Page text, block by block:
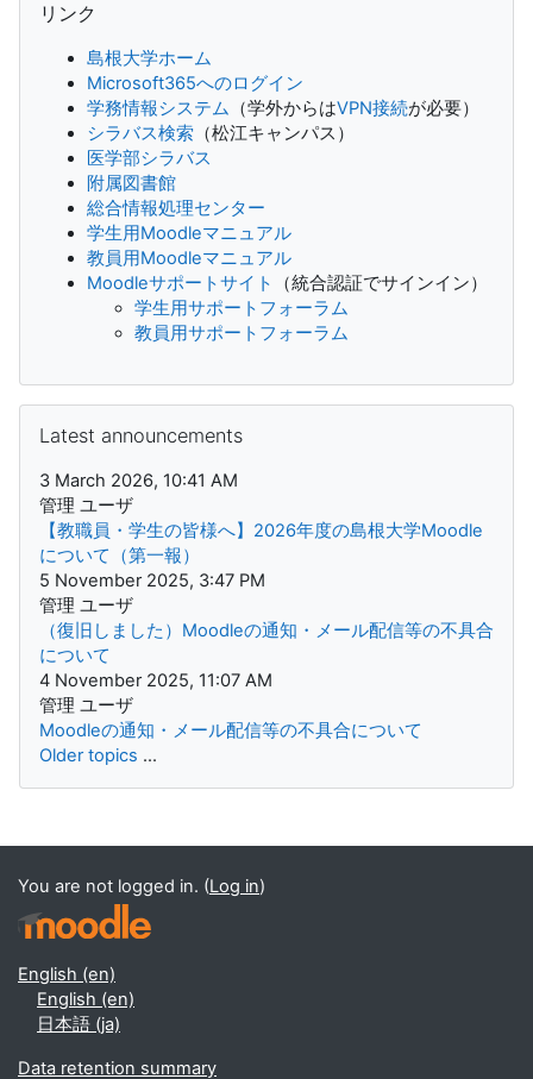
リンク
島根大学ホーム
Microsoft365へのログイン
学務情報システム （学外からはVPN接続が必要）
シラバス検索 （松江キャンパス）
医学部シラバス
附属図書館
総合情報処理センター
学生用Moodleマニュアル
教員用Moodleマニュアル
Moodleサポートサイト
（統合認証でサインイン）
学生用サポートフォーラム
教員用サポートフォーラム
Latest announcements
3 March 2026, 10:41 AM
管理 ユーザ
【教職員・学生の皆様へ】2026年度の島根大学Moodle
について（第一報）
5 November 2025, 3:47 PM
管理 ユーザ
（復旧しました）Moodleの通知・メール配信等の不具合
について
4 November 2025, 11:07 AM
管理 ユーザ
Moodleの通知・メール配信等の不具合について
Older topics ...
Supplementary blocks
You are not logged in. (Log in)
English ‎(en)‎
English ‎(en)‎
日本語 ‎(ja)‎
Data retention summary